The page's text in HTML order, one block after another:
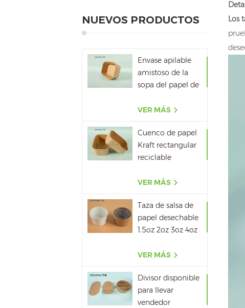
NUEVOS PRODUCTOS
Envase apilable
amistoso de la
sopa del papel de
papel de Kraft de
VER MÁS
Cuenco de papel
Kraft rectangular
reciclable
VER MÁS
Taza de salsa de
papel desechable
1.5oz 2oz 3oz 4oz
VER MÁS
Divisor disponible
para llevar
vendedor
Los